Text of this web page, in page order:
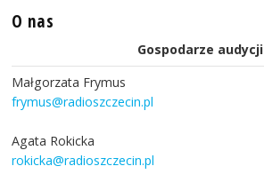
O nas
Gospodarze audycji
Małgorzata Frymus
frymus@radioszczecin.pl
Agata Rokicka
rokicka@radioszczecin.pl